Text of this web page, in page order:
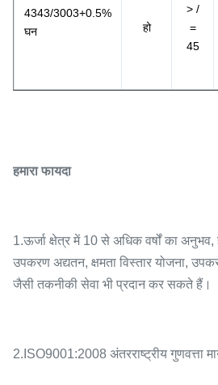
4343/3003+0.5%
घन
हो
> /
=
45
हमारा फायदा
1.ऊर्जा क्षेत्र में 10 से अधिक वर्षों का अनुभव,
उपकरण अद्यतन, क्षमता विस्तार योजना,
जैसी तकनीकी सेवा भी प्रदान कर सकते हैं।
2.ISO9001:2008 अंतरराष्ट्रीय गुणवत्ता